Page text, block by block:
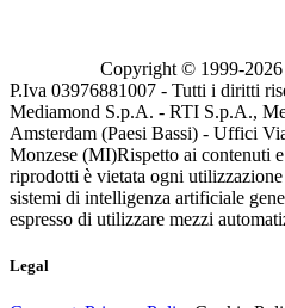
Copyright © 1999-2026
P.Iva 03976881007 - Tutti i diritti
Mediamond S.p.A. - RTI S.p.A.,
Amsterdam (Paesi Bassi) - Uffici
Monzese (MI)Rispetto ai contenuti
riprodotti è vietata ogni
sistemi di intelligenza artificiale
espresso di utilizzare mezzi
Legal